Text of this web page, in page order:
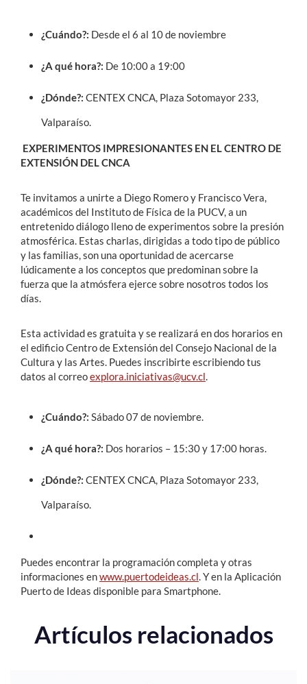
¿Cuándo?: Desde el 6 al 10 de noviembre
¿A qué hora?: De 10:00 a 19:00
¿Dónde?: CENTEX CNCA, Plaza Sotomayor 233,
Valparaíso.
EXPERIMENTOS IMPRESIONANTES EN EL CENTRO DE
EXTENSIÓN DEL CNCA
Te invitamos a unirte a Diego Romero y Francisco Vera,
académicos del Instituto de Física de la PUCV, a un
entretenido diálogo lleno de experimentos sobre la presión
atmosférica. Estas charlas, dirigidas a todo tipo de público
y las familias, son una oportunidad de acercarse
lúdicamente a los conceptos que predominan sobre la
fuerza que la atmósfera ejerce sobre nosotros todos los
días.
Esta actividad es gratuita y se realizará en dos horarios en
el edificio Centro de Extensión del Consejo Nacional de la
Cultura y las Artes. Puedes inscribirte escribiendo tus
datos al correoexplora.iniciativas@ucv.cl.
¿Cuándo?: Sábado 07 de noviembre.
¿A qué hora?: Dos horarios – 15:30 y 17:00 horas.
¿Dónde?: CENTEX CNCA, Plaza Sotomayor 233,
Valparaíso.
Puedes encontrar la programación completa y otras
informaciones enwww.puertodeideas.cl. Y en la Aplicación
Puerto de Ideas disponible para Smartphone.
Artículos relacionados